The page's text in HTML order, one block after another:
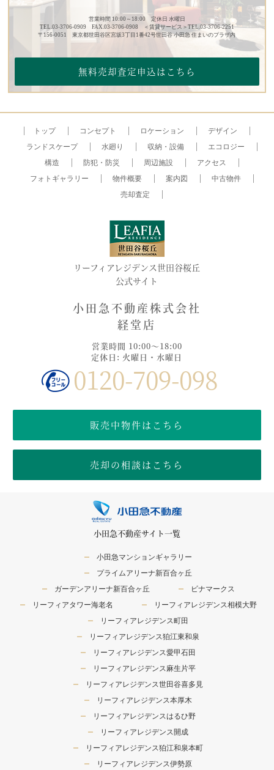
営業時間 10:00～18:00 定休日 水曜日
TEL.03-3706-0909 FAX.03-3706-0908 ＜賃貸サービス＞TEL.03-3706-2251
〒156-0051 東京都世田谷区宮坂3丁目1番42号世田谷 小田急 住まいのプラザ内
無料売却査定申込はこちら
トップ コンセプト ロケーション
デザイン
ランドスケープ
水廻り 収納・設備
エコロジー
構造
防犯・防災 周辺施設
アクセス
フォトギャラリー
物件概要 案内図
中古物件
売却査定
リーフィアレジデンス世田谷桜丘
公式サイト
小田急不動産株式会社
経堂店
営業時間 10:00～18:00
定休日: 火曜日・水曜日
0120-709-098
販売中物件はこちら
売却の相談はこちら
小田急不動産サイト一覧
小田急マンションギャラリー
プライムアリーナ新百合ヶ丘
ガーデンアリーナ新百合ヶ丘
ビナマークス
リーフィアタワー海老名
リーフィアレジデンス相模大野
リーフィアレジデンス町田
リーフィアレジデンス狛江東和泉
リーフィアレジデンス愛甲石田
リーフィアレジデンス麻生片平
リーフィアレジデンス世田谷喜多見
リーフィアレジデンス本厚木
リーフィアレジデンスはるひ野
リーフィアレジデンス開成
リーフィアレジデンス狛江和泉本町
リーフィアレジデンス伊勢原